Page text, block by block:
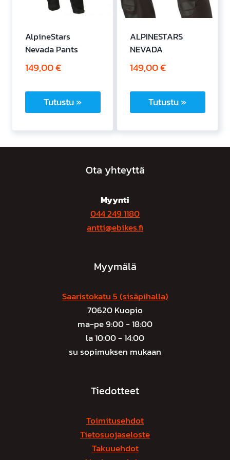
AlpineStars
Nevada Pants
149,00€
Tutustu »
tuotteella
on
ALPINESTARS
NEVADA
149,00€
Tutustu »
tuotteella
on
muunnelma.
valinnat
tuotteen
Ota yhteyttä
Myynti
044 249 1180
antti@ebikes.fi
Myymälä
Saaristokatu 5 (sisäpihalla)
70620 Kuopio
ma-pe 9:00 - 18:00
la 10:00 - 14:00
su sopimuksen mukaan
Tiedotteet
Toimitusehdot
Tietosuojaseloste
Takuuehdot